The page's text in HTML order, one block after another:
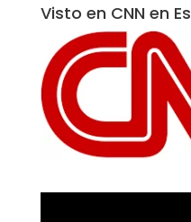
Visto en CNN en